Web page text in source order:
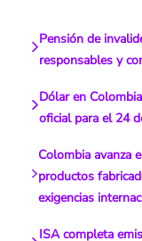
Pensión de
responsables y
Dólar en
oficial para el 24
Colombia avanza
productos
exigencias
ISA completa